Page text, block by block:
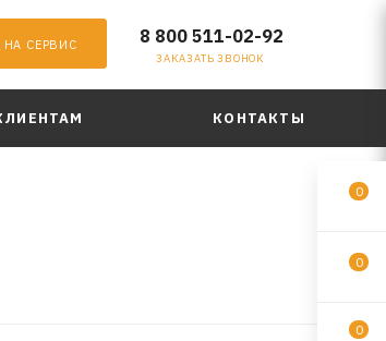
СЕРВИС 8 800 511-02-92
ЗАКАЗАТЬ ЗВОНОК
КОНТАКТЫ
0
0
0